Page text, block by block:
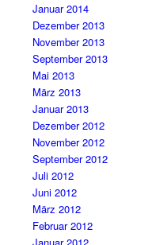
Januar 2014
Dezember 2013
November 2013
September 2013
Mai 2013
März 2013
Januar 2013
Dezember 2012
November 2012
September 2012
Juli 2012
Juni 2012
März 2012
Februar 2012